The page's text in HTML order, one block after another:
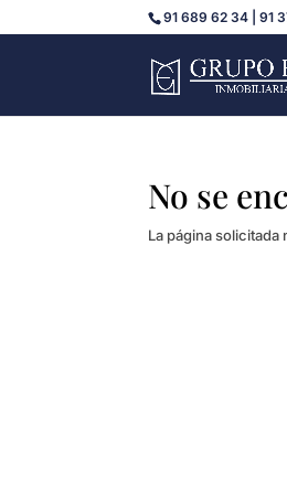
91 689 62 34 | 91
No se
La página